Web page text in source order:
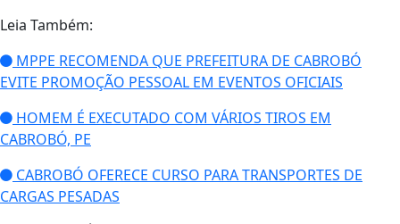
Leia Também:
MPPE RECOMENDA QUE PREFEITURA DE CABROBÓ
EVITE PROMOÇÃO PESSOAL EM EVENTOS OFICIAIS
HOMEM É EXECUTADO COM VÁRIOS TIROS EM
CABROBÓ, PE
CABROBÓ OFERECE CURSO PARA TRANSPORTES DE
CARGAS PESADAS